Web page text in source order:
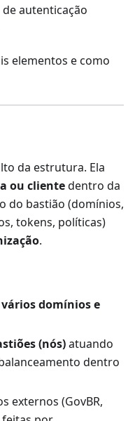
autenticação
elementos e como
da estrutura. Ela
ou clientedentro da
do bastião (domínios,
tokens, políticas)
.
vários domínios e
(nós)atuando
dentro
externos (GovBR,